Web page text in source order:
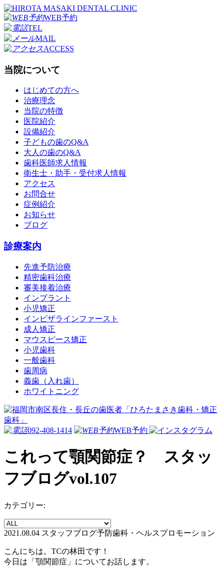
WEB予約
TEL
MAIL
ACCESS
当院について
はじめての方へ
治療理念
当院の特徴
医院紹介
設備紹介
子どもの歯のQ&A
大人の歯のQ&A
歯科医師求人情報
衛生士・助手・受付求人情報
アクセス
お問合せ
症例紹介
お知らせ
ブログ
診療案内
先進予防治療
精密歯科治療
審美接着治療
インプラント
小児矯正
インビザラインファースト
成人矯正
マウスピース矯正
小児歯科
一般歯科
歯周病
義歯（入れ歯）
ホワイトニング
092-408-1414 WEB予約
これって顎関節症？ スタッ
フブログvol.107
カテゴリー:
2021.08.04 スタッフブログ予防歯科・ヘルスプロモーション
こんにちは。TCの林田です！
今日は「顎関節症」についてお話します。